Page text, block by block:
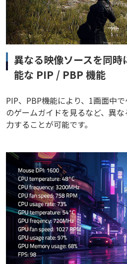
異なる映像ソースを同
能な PIP / PBP 機能
PIP、PBP機能により、1画面中
のゲームガイドを見るなど、異
力することが可能です。